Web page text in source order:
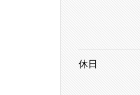
休日